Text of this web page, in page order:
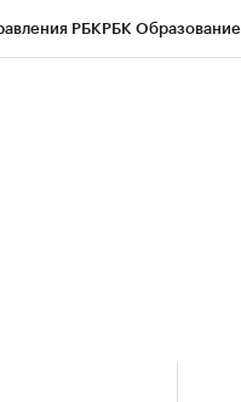
РБКРБК Образование